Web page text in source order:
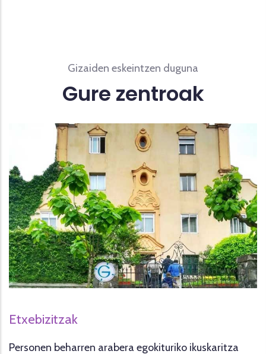
Gizaiden eskeintzen duguna
Gure zentroak
Etxebizitzak
Personen beharren arabera egokituriko ikuskaritza